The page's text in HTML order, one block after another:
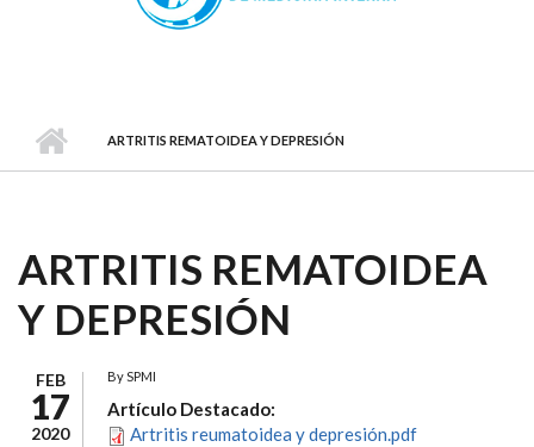
ARTRITIS REMATOIDEA Y DEPRESIÓN
ARTRITIS REMATOIDEA
Y DEPRESIÓN
FEB
17
2020
BySPMI
Artículo Destacado:
Artritis reumatoidea y depresión.pdf